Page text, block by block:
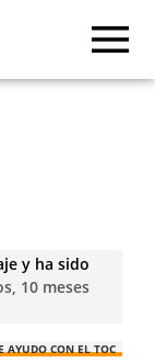
y ha sido
10 meses
AYUDO CON EL TOC